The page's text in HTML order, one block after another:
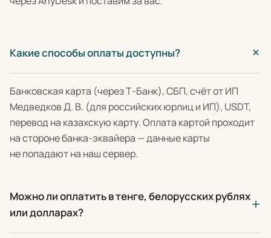
Какие способы оплаты доступны?
Банковская карта (через Т-Банк), СБП, счёт от ИП
Медведков Д. В. (для российских юрлиц и ИП), USDT,
перевод на казахскую карту. Оплата картой проходит
на стороне банка-эквайера — данные карты
не попадают на наш сервер.
Можно ли оплатить в тенге, белорусских рублях
или долларах?